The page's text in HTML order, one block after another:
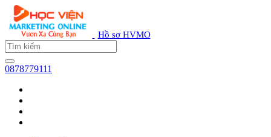
Hồ sơ HVMO
0878779111